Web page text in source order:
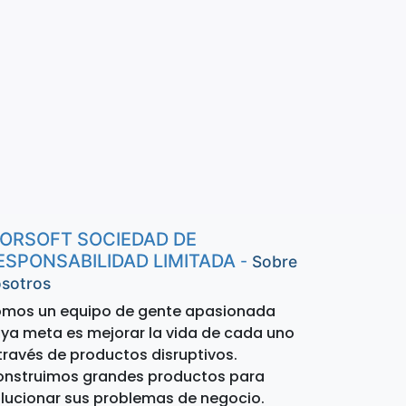
SOCIEDAD DE
LIMITADA - Sobre
un equipo de gente apasionada
meta es mejorar la vida de cada uno
de productos disruptivos.
grandes productos para
sus problemas de negocio.